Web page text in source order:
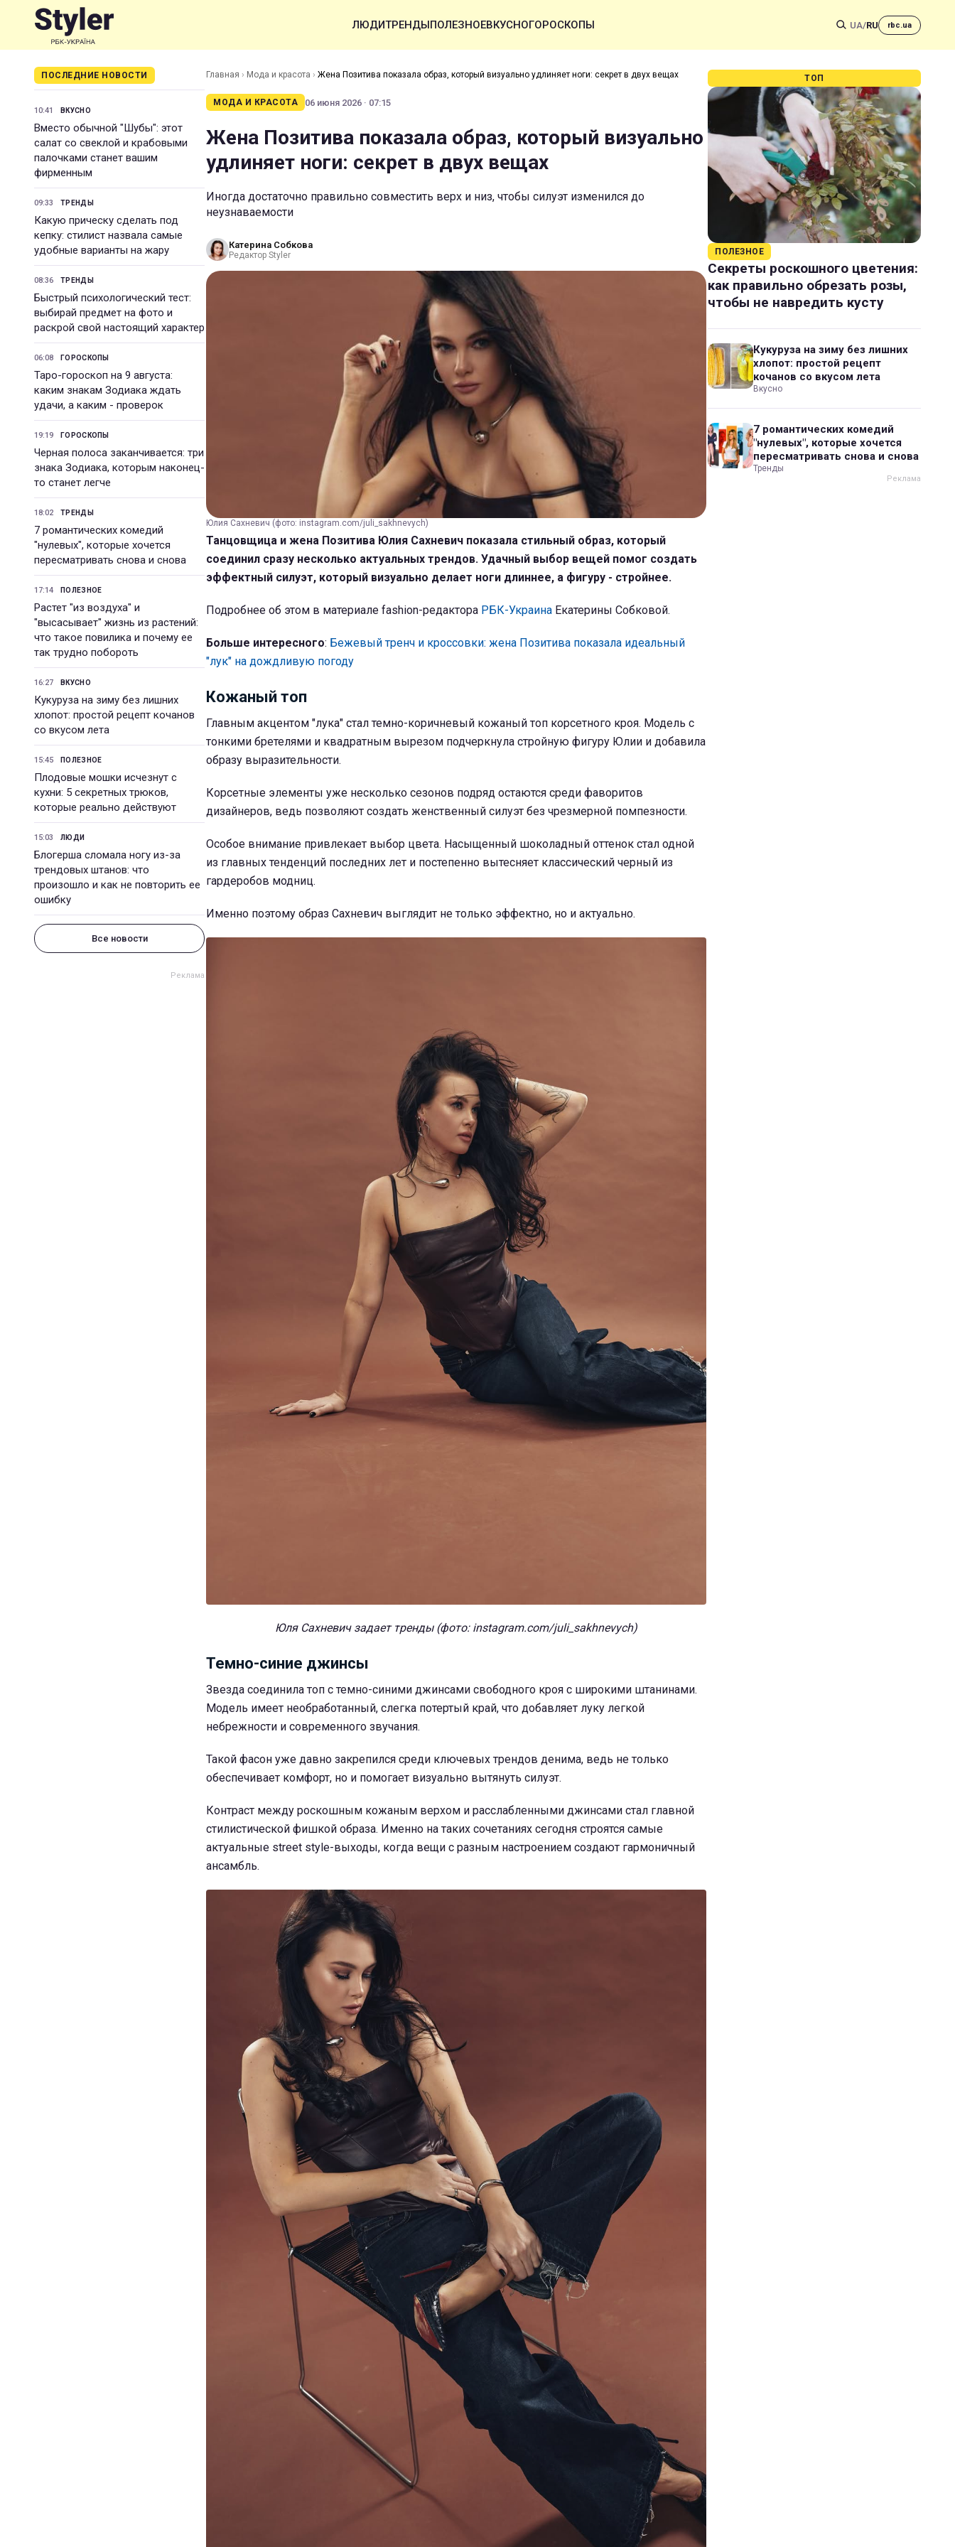
ЛЮДИТРЕНДЫПОЛЕЗНОЕВКУСНОГОРОСКОПЫ UA/RU rbc.ua
ПОСЛЕДНИЕ НОВОСТИ
10:41 ВКУСНО
Вместо обычной "Шубы": этот
салат со свеклой и крабовыми
палочками станет вашим
фирменным
09:33 ТРЕНДЫ
Какую прическу сделать под
кепку: стилист назвала самые
удобные варианты на жару
08:36 ТРЕНДЫ
Быстрый психологический тест:
выбирай предмет на фото и
раскрой свой настоящий характер
06:08 ГОРОСКОПЫ
Таро-гороскоп на 9 августа:
каким знакам Зодиака ждать
удачи, а каким - проверок
19:19 ГОРОСКОПЫ
Черная полоса заканчивается: три
знака Зодиака, которым наконец-
то станет легче
18:02 ТРЕНДЫ
7 романтических комедий
"нулевых", которые хочется
пересматривать снова и снова
17:14 ПОЛЕЗНОЕ
Растет "из воздуха" и
"высасывает" жизнь из растений:
что такое повилика и почему ее
так трудно побороть
16:27 ВКУСНО
Кукуруза на зиму без лишних
хлопот: простой рецепт кочанов
со вкусом лета
15:45 ПОЛЕЗНОЕ
Плодовые мошки исчезнут с
кухни: 5 секретных трюков,
которые реально действуют
15:03 ЛЮДИ
Блогерша сломала ногу из-за
трендовых штанов: что
произошло и как не повторить ее
ошибку
Все новости
Главная › Мода и красота › Жена Позитива показала образ, который визуально удлиняет ноги: секрет в двух вещах
МОДА И КРАСОТА 06 июня 2026 · 07:15
Жена Позитива показала образ, который визуально
удлиняет ноги: секрет в двух вещах
Иногда достаточно правильно совместить верх и низ, чтобы силуэт изменился до
неузнаваемости
Катерина Собкова
Редактор Styler
Юлия Сахневич (фото: instagram.com/juli_sakhnevych)
Танцовщица и жена Позитива Юлия Сахневич показала стильный образ, который
соединил сразу несколько актуальных трендов. Удачный выбор вещей помог создать
эффектный силуэт, который визуально делает ноги длиннее, а фигуру - стройнее.
Подробнее об этом в материале fashion-редактора РБК-Украина Екатерины Собковой.
Больше интересного: Бежевый тренч и кроссовки: жена Позитива показала идеальный
"лук" на дождливую погоду
Кожаный топ
Главным акцентом "лука" стал темно-коричневый кожаный топ корсетного кроя. Модель с
тонкими бретелями и квадратным вырезом подчеркнула стройную фигуру Юлии и добавила
образу выразительности.
Корсетные элементы уже несколько сезонов подряд остаются среди фаворитов
дизайнеров, ведь позволяют создать женственный силуэт без чрезмерной помпезности.
Особое внимание привлекает выбор цвета. Насыщенный шоколадный оттенок стал одной
из главных тенденций последних лет и постепенно вытесняет классический черный из
гардеробов модниц.
Именно поэтому образ Сахневич выглядит не только эффектно, но и актуально.
Юля Сахневич задает тренды (фото: instagram.com/juli_sakhnevych)
Темно-синие джинсы
Звезда соединила топ с темно-синими джинсами свободного кроя с широкими штанинами.
Модель имеет необработанный, слегка потертый край, что добавляет луку легкой
небрежности и современного звучания.
Такой фасон уже давно закрепился среди ключевых трендов денима, ведь не только
обеспечивает комфорт, но и помогает визуально вытянуть силуэт.
Контраст между роскошным кожаным верхом и расслабленными джинсами стал главной
стилистической фишкой образа. Именно на таких сочетаниях сегодня строятся самые
актуальные street style-выходы, когда вещи с разным настроением создают гармоничный
ансамбль.
ТОП
ПОЛЕЗНОЕ
Секреты роскошного цветения:
как правильно обрезать розы,
чтобы не навредить кусту
Кукуруза на зиму без лишних
хлопот: простой рецепт
кочанов со вкусом лета
Вкусно
7 романтических комедий
"нулевых", которые хочется
пересматривать снова и снова
Тренды